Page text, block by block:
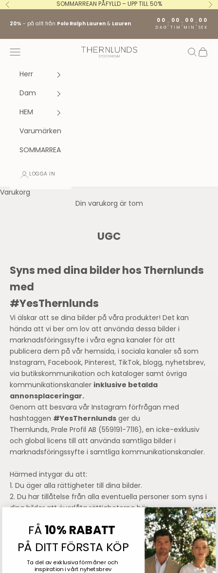
Hoppa till innehållet
Föregående SOMMARREAN PÅFYLLD – UPP TILL 50%
20% - på allt från Polo Ralph Lauren & Lauren
00
DAG : 00
TIM : 00
MIN : 00
SEK
Stockholm fashion agency AB
Öppna navigeringsmenyn Öppna
Herr
Dam
HEM
Varumärken
SOMMARREA
LOGGA IN
Varukorg
Din varukorg är tom
UGC
Syns med dina bilder hos Thernlunds
med
#YesThernlunds
Vi älskar att se dina bilder på våra produkter! Det kan
hända att vi ber om lov att använda dessa bilder i
marknadsföringssyfte i våra egna kanaler för att
publicera dem på vår hemsida, i sociala kanaler så som
Instagram, Facebook, Pinterest, TikTok, blogg, nyhetsbrev,
via butikskommunikation och kataloger samt övriga
kommunikationskanaler inklusive betalda
annonsplaceringar.
Genom att besvara vår Instagram förfrågan med
hashtaggen #YesThernlunds ger du
Thernlunds, Prale Profil AB (559191-7116), en icke-exklusiv
och global licens till att använda samtliga bilder i
marknadsföringssyfte i samtliga kommunikationskanaler.
Härmed intygar du att:
1. Du äger alla rättigheter till dina bilder.
2. Du har tillåtelse från alla eventuella personer som syns i
dina bilder att överlåta rättigheterna här.
inte kommer att kränka
någon tredje parts rättigheter eller strida mot någon lag.
4. Du ger Thernlunds rätt att redigera hela eller delar av
din originaltext till bilden.
5. Om du är under 18 år intygar du att du har dina
FÅ10% RABATT
PÅ DITT FÖRSTA KÖP
Ta del av exklusiva förmåner och
inspirationi vårt nyhetsbrev